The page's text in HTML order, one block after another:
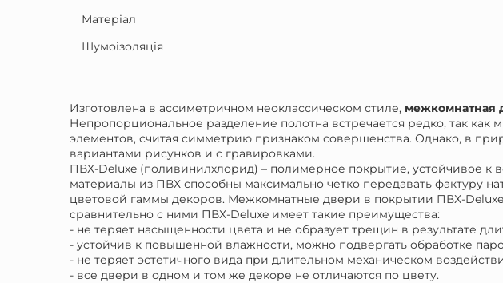
Матеріал
Шумоізоляція
Изготовлена в ассиметричном неоклассическом стиле, межкомнатная
Непропорциональное разделение полотна встречается редко, так
элементов, считая симметрию признаком совершенства. Однако, в
вариантами рисунков и с гравировками.
ПВХ-Deluxe (поливинилхлорид) – полимерное покрытие, устойчивое к
материалы из ПВХ способны максимально четко передавать фактуру
цветовой гаммы декоров. Межкомнатные двери в покрытии ПВХ-
сравнительно с ними ПВХ-Deluxe имеет такие преимущества:
- не теряет насыщенности цвета и не образует трещин в результате
- устойчив к повышенной влажности, можно подвергать обработке
- не теряет эстетичного вида при длительном механическом
- все двери в одном и том же декоре не отличаются по цвету.